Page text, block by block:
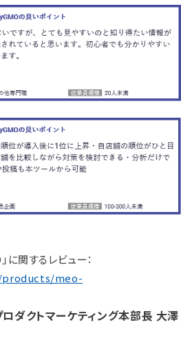
関するレビュー：
meo-
ダクトマーケティング本部長 大澤